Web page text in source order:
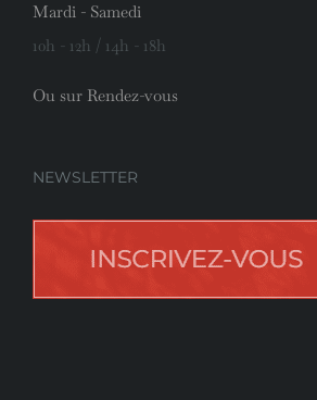
Mardi - Samedi
10h - 12h / 14h - 18h
Ou sur Rendez-vous
NEWSLETTER